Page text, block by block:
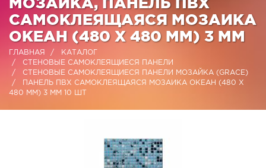
САМОКЛЕЯЩАЯСЯ МОЗАИКА
ОКЕАН (480 Х 480 ММ) 3 ММ
ГЛАВНАЯ
КАТАЛОГ
СТЕНОВЫЕ САМОКЛЕЯЩИЕСЯ ПАНЕЛИ
СТЕНОВЫЕ САМОКЛЕЯЩИЕСЯ ПАНЕЛИ МОЗАЙКА (GRACE)
ПАНЕЛЬ ПВХ САМОКЛЕЯЩАЯСЯ МОЗАИКА ОКЕАН (480 Х
480 ММ) 3 ММ 10 ШТ